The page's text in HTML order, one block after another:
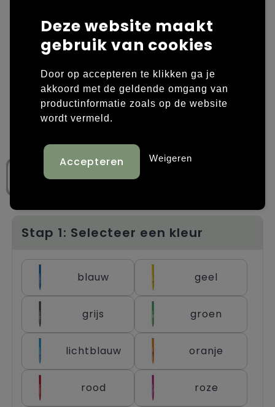
Laptop hoezen en tassen
Overige tassen
Papieren tassen
Promotietassen
Rugzakken
Trolleys
Overige kleding
Polo's
Sweaters bedrukken
T-shirts bedrukken
Schoenen bedrukken
Stap 1: Selecteer een kleur
blauw geel
grijs groen
lichtblauw oranje
rood roze
Deze website maakt
gebruik van cookies
Door op accepteren te klikken ga je
akkoord met de geldende omgang van
productinformatie zoals op de website
wordt vermeld.
Weigeren